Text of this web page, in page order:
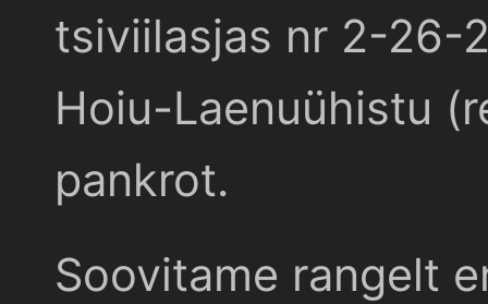
tsiviilasjas nr 2-26-
Hoiu-Laenuühistu
pankrot.
Soovitame rangelt